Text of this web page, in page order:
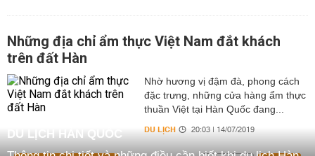
Những địa chỉ ẩm thực Việt Nam đắt khách
trên đất Hàn
Nhờ hương vị đậm đà, phong cách
đặc trưng, những cửa hàng ẩm thực
thuần Việt tại Hàn Quốc đang...
DU LỊCH 20:03 | 14/07/2019
DU LỊCH HÀN QUỐC